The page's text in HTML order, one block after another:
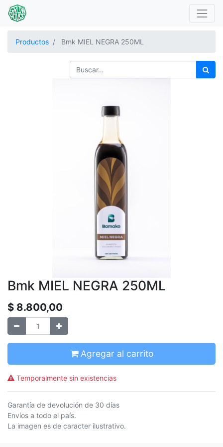
Productos Bmk MIEL NEGRA 250ML
Bmk MIEL NEGRA 250ML
$ 8.800,00
Agregar al carrito
Temporalmente sin existencias
Garantía de devolución de 30 días
Envíos a todo el país.
La imagen es de caracter ilustrativo.